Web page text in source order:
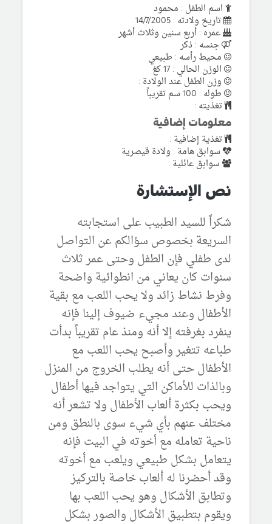
اسم الطفل : محمود
تاريخ ولادته : 14/7/2005
عمره : أربع سنين وثلاث أشهر
جنسه : ذكر
محيط رأسه : طبيعي
الوزن الحالي : 17 كغ
وزن الطفل عند الولادة :
طوله : 100 سم تقريباً
تغذيته :
معلومات إضافية
تغذية إضافية :
سوابق هامة : ولادة قيصرية
سوابق عائلية :
نص الإستشارة
شكراً للسيد الطبيب على استجابته
السريعة بخصوص سؤالكم عن التواصل
لدى طفلي فإن الطفل وحتى عمر ثلاث
سنوات كان يعاني من انطوائية واضحة
وفرط نشاط زائد ولا يحب اللعب مع بقية
الأطفال وعند مجيء ضيوف إلينا فإنه
ينفرد بغرفته إلا أنه ومنذ عام تقريباً بدأت
طباعه تتغير وأصبح يحب اللعب مع
الأطفال حتى أنه يطلب الخروج من المنزل
وبالذات للأماكن التي يتواجد فيها أطفال
ويحب بكثرة ألعاب الأطفال ولا تشعر أنه
مختلف عنهم بأي شيء سوى بالنطق ومن
ناحية تعامله مع أخوته في البيت فإنه
يتعامل بشكل طبيعي ويلعب مع أخوته
وقد أحضرنا له ألعاب خاصة بالتركيز
وتطابق الأشكال وهو يحب اللعب بها
ويقوم بتطبيق الأشكال والصور بشكل